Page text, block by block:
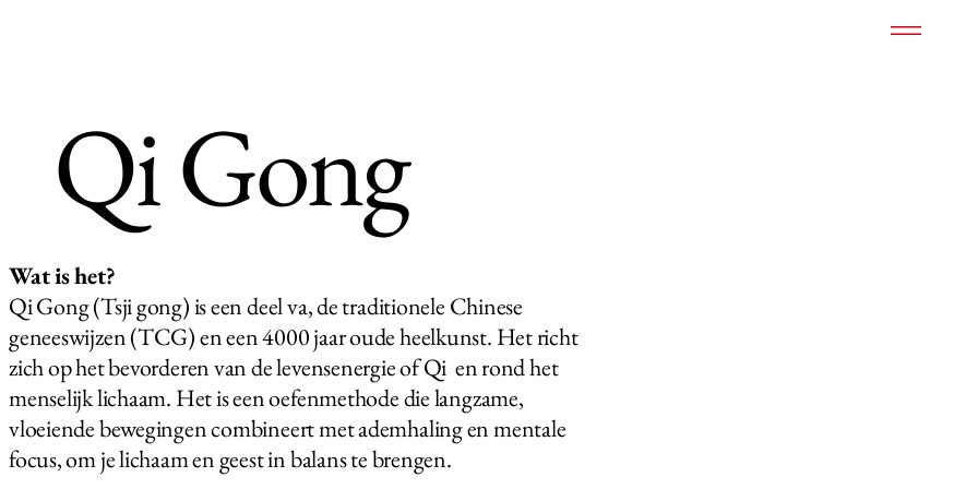
Qi Gong
Wat is het?
Qi Gong (Tsji gong) is een deel va, de traditionele Chinese
geneeswijzen (TCG) en een 4000 jaar oude heelkunst. Het richt
zich op het bevorderen van de levensenergie of Qi en rond het
menselijk lichaam. Het is een oefenmethode die langzame,
vloeiende bewegingen combineert met ademhaling en mentale
focus, om je lichaam en geest in balans te brengen.